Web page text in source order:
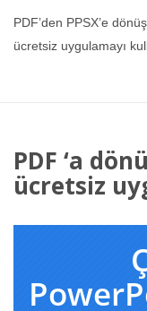
PDF’den PPSX’e
ücretsiz uygulamayı
PDF ‘a
ücretsiz